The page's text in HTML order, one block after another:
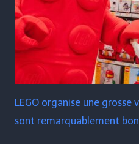
LEGO organise une grosse
sont remarquablement